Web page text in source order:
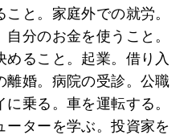
と。家庭外での就労。
自分のお金を使うこと。
ること。起業。借り入
離婚。病院の受診。公職
乗る。車を運転する。
ーターを学ぶ。投資家を